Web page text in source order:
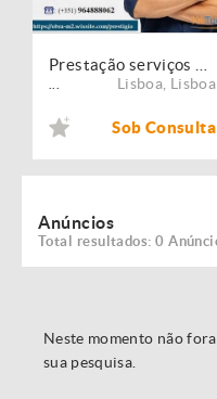
Lisboa Lisboa
Sob Consulta
Anúncios
Total resultados: 0
Neste momento não
sua pesquisa.